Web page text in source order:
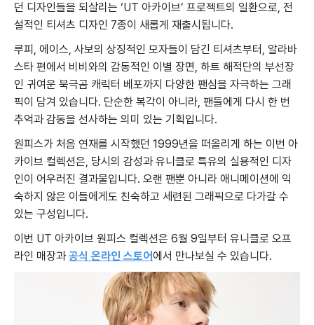
던 디자인들을 되살리는 ‘UT 아카이브’ 프로젝트의 일환으로, 전
설적인 티셔츠 디자인 7종이 새롭게 재출시됩니다.
루피, 에이스, 사보의 상징적인 모자들이 담긴 티셔츠부터, 알라바
스타 편에서 비비와의 감동적인 이별 장면, 하트 해적단의 부선장
인 귀여운 북극곰 캐릭터 베포까지 다양한 팬심을 자극하는 그래
픽이 담겨 있습니다. 단순한 복각이 아니라, 팬들에게 다시 한 번
추억과 감동을 선사하는 의미 있는 기획입니다.
원피스가 처음 연재를 시작했던 1999년을 떠올리게 하는 이번 아
카이브 컬렉션은, 당시의 감성과 유니클로 특유의 실용적인 디자
인이 어우러진 결과물입니다. 오랜 팬뿐 아니라 애니메이션에 익
숙하지 않은 이들에게도 친숙하고 세련된 그래픽으로 다가갈 수
있는 구성입니다.
이번 UT 아카이브 원피스 컬렉션은 6월 9일부터 유니클로 오프
라인 매장과공식 온라인 스토어에서 만나보실 수 있습니다.